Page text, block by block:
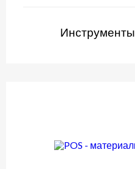
Инструменты